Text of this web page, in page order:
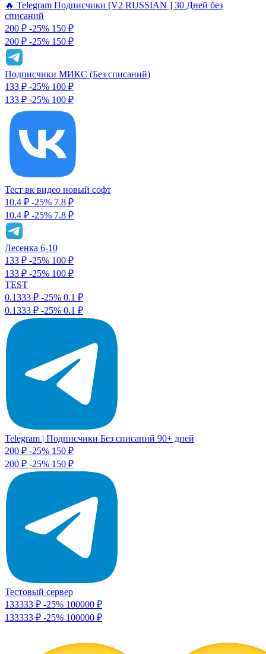
🔥 Telegram Подписчики [V2 RUSSIAN ] 30 Дней без
списаний
200 ₽ -25% 150 ₽
200 ₽ -25% 150 ₽
Подписчики МИКС (Без списаний)
133 ₽ -25% 100 ₽
133 ₽ -25% 100 ₽
Тест вк видео новый софт
10.4 ₽ -25% 7.8 ₽
10.4 ₽ -25% 7.8 ₽
Лесенка 6-10
133 ₽ -25% 100 ₽
133 ₽ -25% 100 ₽
TEST
0.1333 ₽ -25% 0.1 ₽
0.1333 ₽ -25% 0.1 ₽
Telegram | Подписчики Без списаний 90+ дней
200 ₽ -25% 150 ₽
200 ₽ -25% 150 ₽
Тестовый сервер
133333 ₽ -25% 100000 ₽
133333 ₽ -25% 100000 ₽